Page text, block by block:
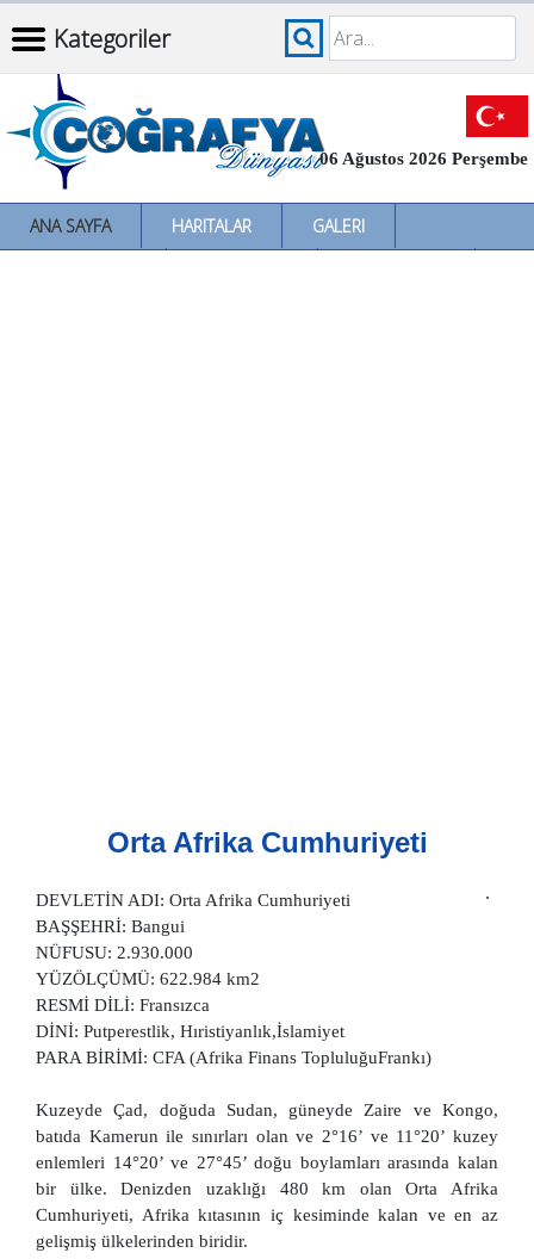
Kategoriler
06 Ağustos 2026 Perşembe
ANA SAYFA HARITALAR
GALERI
Orta Afrika Cumhuriyeti
DEVLETİN ADI: Orta Afrika Cumhuriyeti
BAŞŞEHRİ: Bangui
NÜFUSU: 2.930.000
YÜZÖLÇÜMÜ: 622.984 km2
RESMİ DİLİ: Fransızca
DİNİ: Putperestlik, Hıristiyanlık,İslamiyet
PARA BİRİMİ: CFA (Afrika Finans TopluluğuFrankı)
Kuzeyde Çad, doğuda Sudan, güneyde Zaire ve Kongo,
batıda Kamerun ile sınırları olan ve 2°16’ ve 11°20’ kuzey
enlemleri 14°20’ ve 27°45’ doğu boylamları arasında kalan
bir ülke. Denizden uzaklığı 480 km olan Orta Afrika
Cumhuriyeti, Afrika kıtasının iç kesiminde kalan ve en az
gelişmiş ülkelerinden biridir.